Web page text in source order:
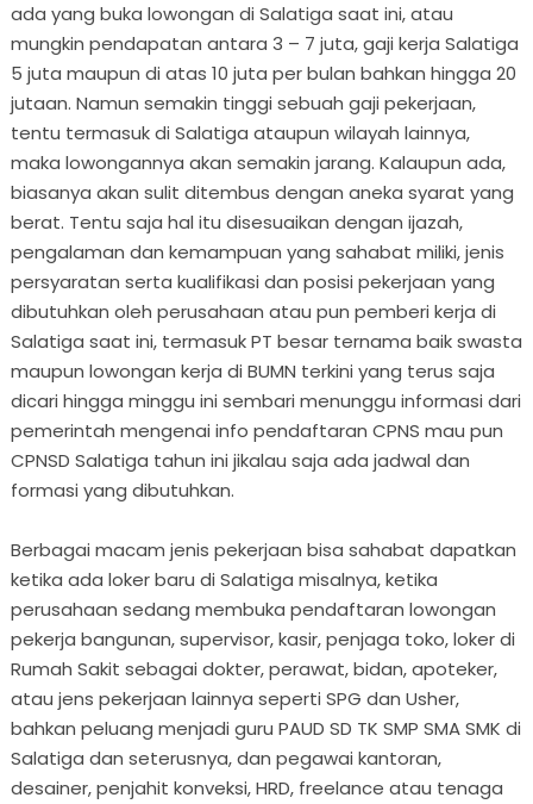
ada yang buka lowongan di Salatiga saat ini, atau
mungkin pendapatan antara 3 – 7 juta, gaji kerja Salatiga
5 juta maupun di atas 10 juta per bulan bahkan hingga 20
jutaan. Namun semakin tinggi sebuah gaji pekerjaan,
tentu termasuk di Salatiga ataupun wilayah lainnya,
maka lowongannya akan semakin jarang. Kalaupun ada,
biasanya akan sulit ditembus dengan aneka syarat yang
berat. Tentu saja hal itu disesuaikan dengan ijazah,
pengalaman dan kemampuan yang sahabat miliki, jenis
persyaratan serta kualifikasi dan posisi pekerjaan yang
dibutuhkan oleh perusahaan atau pun pemberi kerja di
Salatiga saat ini, termasuk PT besar ternama baik swasta
maupun lowongan kerja di BUMN terkini yang terus saja
dicari hingga minggu ini sembari menunggu informasi dari
pemerintah mengenai info pendaftaran CPNS mau pun
CPNSD Salatiga tahun ini jikalau saja ada jadwal dan
formasi yang dibutuhkan.
Berbagai macam jenis pekerjaan bisa sahabat dapatkan
ketika ada loker baru di Salatiga misalnya, ketika
perusahaan sedang membuka pendaftaran lowongan
pekerja bangunan, supervisor, kasir, penjaga toko, loker di
Rumah Sakit sebagai dokter, perawat, bidan, apoteker,
atau jens pekerjaan lainnya seperti SPG dan Usher,
bahkan peluang menjadi guru PAUD SD TK SMP SMA SMK di
Salatiga dan seterusnya, dan pegawai kantoran,
desainer, penjahit konveksi, HRD, freelance atau tenaga